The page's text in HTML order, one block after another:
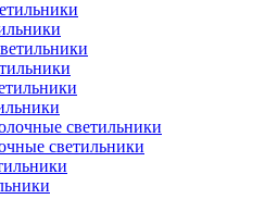
светильники